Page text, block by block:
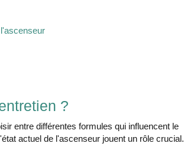
?
entre différentes formules qui influencent le
actuel de l'ascenseur jouent un rôle crucial.